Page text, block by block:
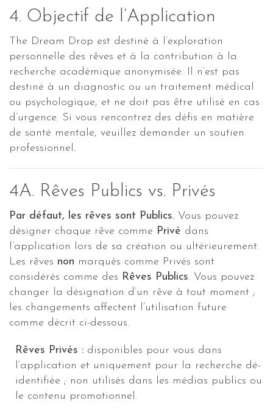
4. Objectif de l’Application
The Dream Drop est destiné à l’exploration
personnelle des rêves et à la contribution à la
recherche académique anonymisée. Il n’est pas
destiné à un diagnostic ou un traitement médical
ou psychologique, et ne doit pas être utilisé en cas
d’urgence. Si vous rencontrez des défis en matière
de santé mentale, veuillez demander un soutien
professionnel.
4A. Rêves Publics vs. Privés
Par défaut, les rêves sont Publics. Vous pouvez
désigner chaque rêve comme Privé dans
l’application lors de sa création ou ultérieurement.
Les rêves non marqués comme Privés sont
considérés comme des Rêves Publics. Vous pouvez
changer la désignation d’un rêve à tout moment ;
les changements affectent l’utilisation future
comme décrit ci-dessous.
Rêves Privés : disponibles pour vous dans
l’application et uniquement pour la recherche dé-
identifiée ; non utilisés dans les médias publics ou
le contenu promotionnel.